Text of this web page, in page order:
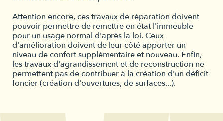
Attention encore, ces travaux de réparation doivent
pouvoir permettre de remettre en état l'immeuble
pour un usage normal d'après la loi. Ceux
d'amélioration doivent de leur côté apporter un
niveau de confort supplémentaire et nouveau. Enfin,
les travaux d'agrandissement et de reconstruction ne
permettent pas de contribuer à la création d'un déficit
foncier (création d'ouvertures, de surfaces...).